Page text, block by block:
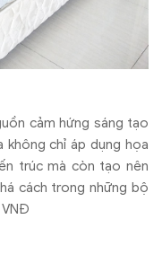
cảm hứng sáng tạo
chỉ áp dụng họa
trúc mà còn tạo nên
cách trong những bộ